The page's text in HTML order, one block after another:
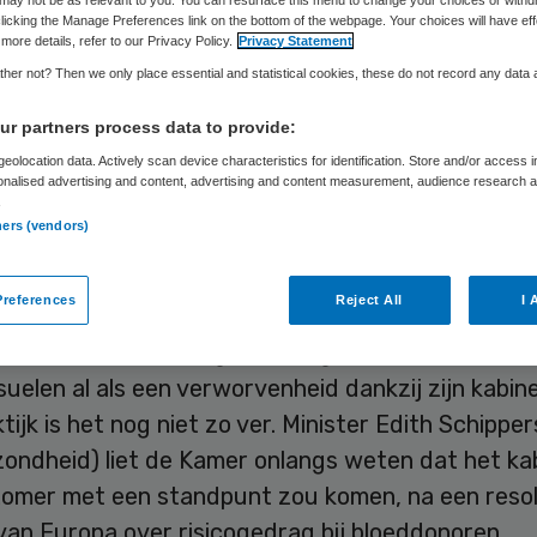
Skipr Redactie 3 april 2012,18:56 33 keer gelezen
dinsdag uitgesproken. De Kamer wil dat
Sanquin opdraagt de regels zo te wijzigen dat
elkaar hebben, niet langer uitgesloten worden
zijn, aldus de Kamer.
al als een verworvenheid dankzij zijn
is het nog niet zo ver. Minister Edith
liet de Kamer onlangs weten dat het
met een standpunt zou komen, na een
the Manage Preferences link on the bottom of the webpage. Your choices will have
details, refer to our Privacy Policy. Privacy Statement
not? Then we only place essential and statistical cookies, these do not record any data
partners process data to provide:
data. Actively scan device characteristics for identification. Store and/or access
advertising and content, advertising and content measurement, audience research
(vendors)
Reject All I